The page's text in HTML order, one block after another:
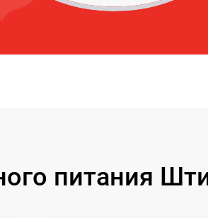
питания